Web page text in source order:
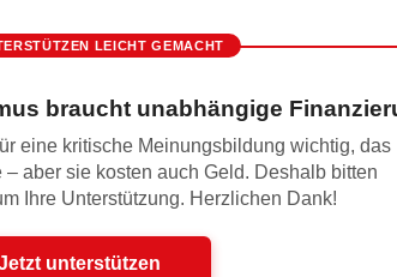
LEICHT GEMACHT
braucht unabhängige
eine kritische Meinungsbildung wichtig, das
aber sie kosten auch Geld. Deshalb bitten
Ihre Unterstützung. Herzlichen Dank!
unterstützen